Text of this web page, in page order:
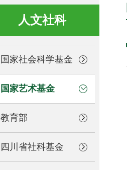
人文社科
国家社会科学基金
国家艺术基金
教育部
四川省社科基金